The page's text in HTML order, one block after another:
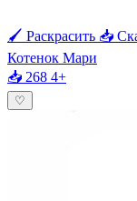
🖌 Раскрасить 📥
Котенок Мари
📥 268 4+
♡